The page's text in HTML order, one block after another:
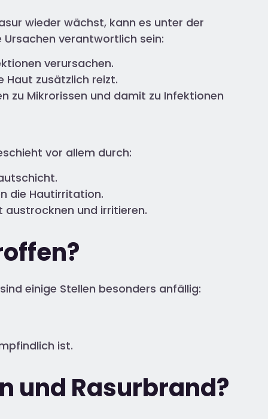
wieder wächst, kann es unter der
verantwortlich sein:
verursachen.
Haut zusätzlich reizt.
zu Mikrorissen und damit zu Infektionen
vor allem durch:
die Hautirritation.
austrocknen und irritieren.
einige Stellen besonders anfällig:
ist.
und Rasurbrand?